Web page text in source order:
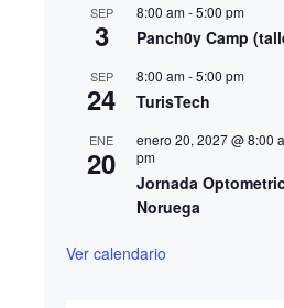
SEP
3
8:00 am-5:00 pm
Panch0y Camp
SEP
24
8:00 am-5:00 pm
TurisTech
ENE
20
enero 20, 2027 @ 8:00
pm
Jornada
Noruega
Ver calendario